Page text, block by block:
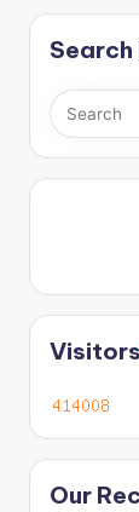
Search
Visitors
Our